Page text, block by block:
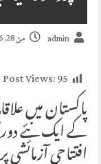
admin مئ 28, 2026
Post Views:95
پاکستان میں
کے ایک نئے دور